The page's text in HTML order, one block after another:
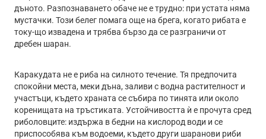
дъното. Разпознаването обаче не е трудно: при устата няма
мустачки. Този белег помага още на брега, когато рибата е
току-що извадена и трябва бързо да се разграничи от
дребен шаран.
Каракудата не е риба на силното течение. Тя предпочита
спокойни места, меки дъна, заливи с водна растителност и
участъци, където храната се събира по тинята или около
коренищата на тръстиката. Устойчивостта ѝ е прочута сред
риболовците: издържа в бедни на кислород води и се
приспособява към водоеми, където други шаранови риби